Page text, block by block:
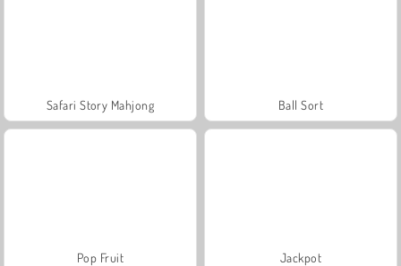
Safari Story Mahjong Ball Sort
Pop Fruit Jackpot